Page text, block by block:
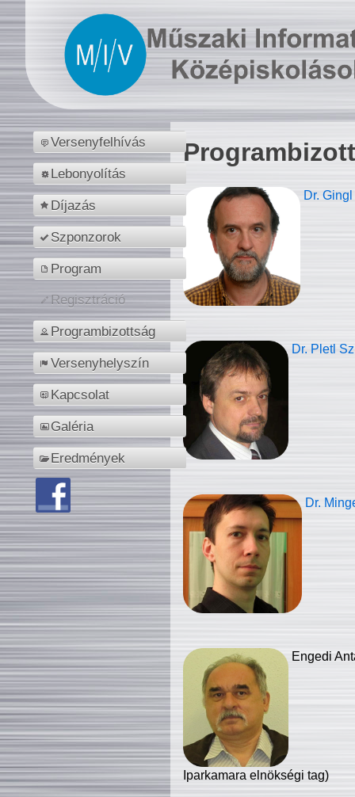
Versenyfelhívás
Lebonyolítás
Díjazás
Szponzorok
Program
Regisztráció
Programbizottság
Versenyhelyszín
Kapcsolat
Galéria
Eredmények
Dr.
Dr. Pletl
Dr.
Engedi
Iparkamara elnökségi tag)